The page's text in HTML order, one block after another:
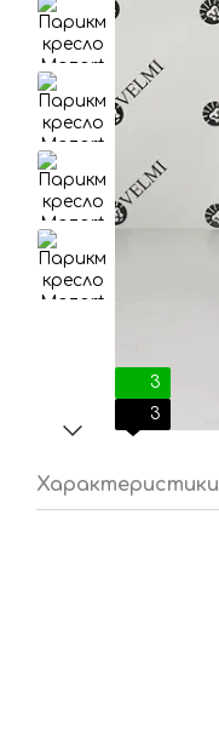
3
3
Характеристики